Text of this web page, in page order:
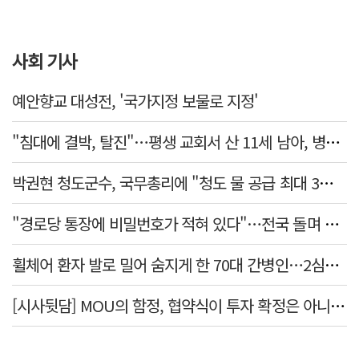
사회 기사
예안향교 대성전, '국가지정 보물로 지정'
"침대에 결박, 탈진"…평생 교회서 산 11세 남아, 병원 이송 끝 숨져
박권현 청도군수, 국무총리에 "청도 물 공급 최대 3만t 늘려달라"
"경로당 통장에 비밀번호가 적혀 있다"…전국 돌며 경로당 13곳 턴 30대 구속
휠체어 환자 발로 밀어 숨지게 한 70대 간병인…2심도 집행유예
[시사뒷담] MOU의 함정, 협약식이 투자 확정은 아니긴 해